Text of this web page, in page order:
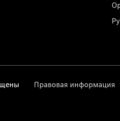
Правовая информация